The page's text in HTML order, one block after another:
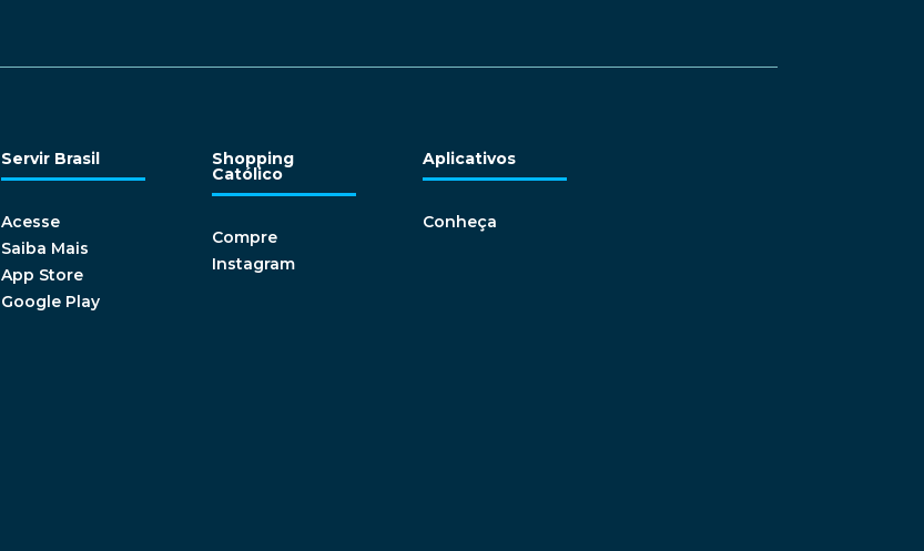
Servir Brasil
Acesse
Saiba Mais
App Store
Google Play
Shopping
Católico
Compre
Instagram
Aplicativos
Conheça